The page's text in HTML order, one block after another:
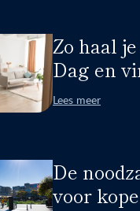
Zo haal
Dag en
Lees meer
De
voor